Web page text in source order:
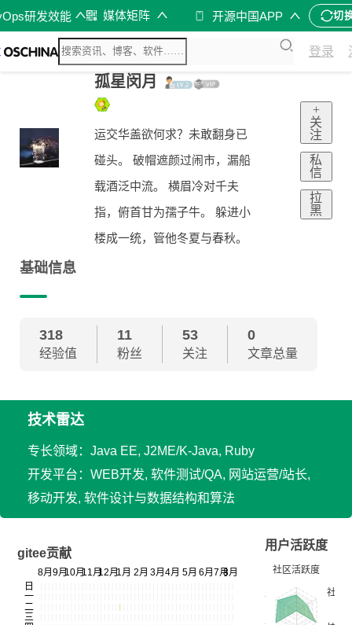
研发效能 媒体矩阵 开源中国APP 切
登录
孤星闵月
运交华盖欲何求？未敢翻身已
碰头。 破帽遮颜过闹市，漏船
载酒泛中流。 横眉冷对千夫
指，俯首甘为孺子牛。 躲进小
楼成一统，管他冬夏与春秋。
+
关
注
私
信
拉
黑
基础信息
318
经验值
11
粉丝
53
关注
0
文章总量
技术雷达
专长领域：Java EE, J2ME/K-Java, Ruby
开发平台：WEB开发, 软件测试/QA, 网站运营/站长,
移动开发, 软件设计与数据结构和算法
gitee贡献
用户活跃度